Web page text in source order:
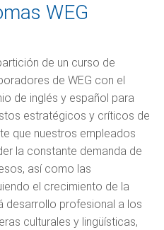
WEG
de un curso de
de WEG con el
de inglés y español para
estratégicos y críticos de
que nuestros empleados
la constante demanda de
así como las
el crecimiento de la
desarrollo profesional a los
culturales y lingüísticas,